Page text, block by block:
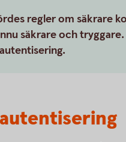
regler om säkrare
säkrare och